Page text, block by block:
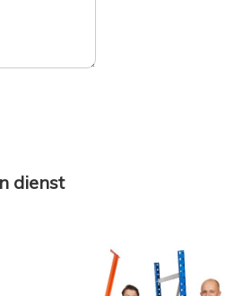
dienst